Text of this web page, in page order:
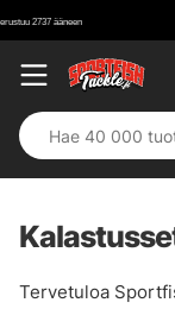
Tervetuloa